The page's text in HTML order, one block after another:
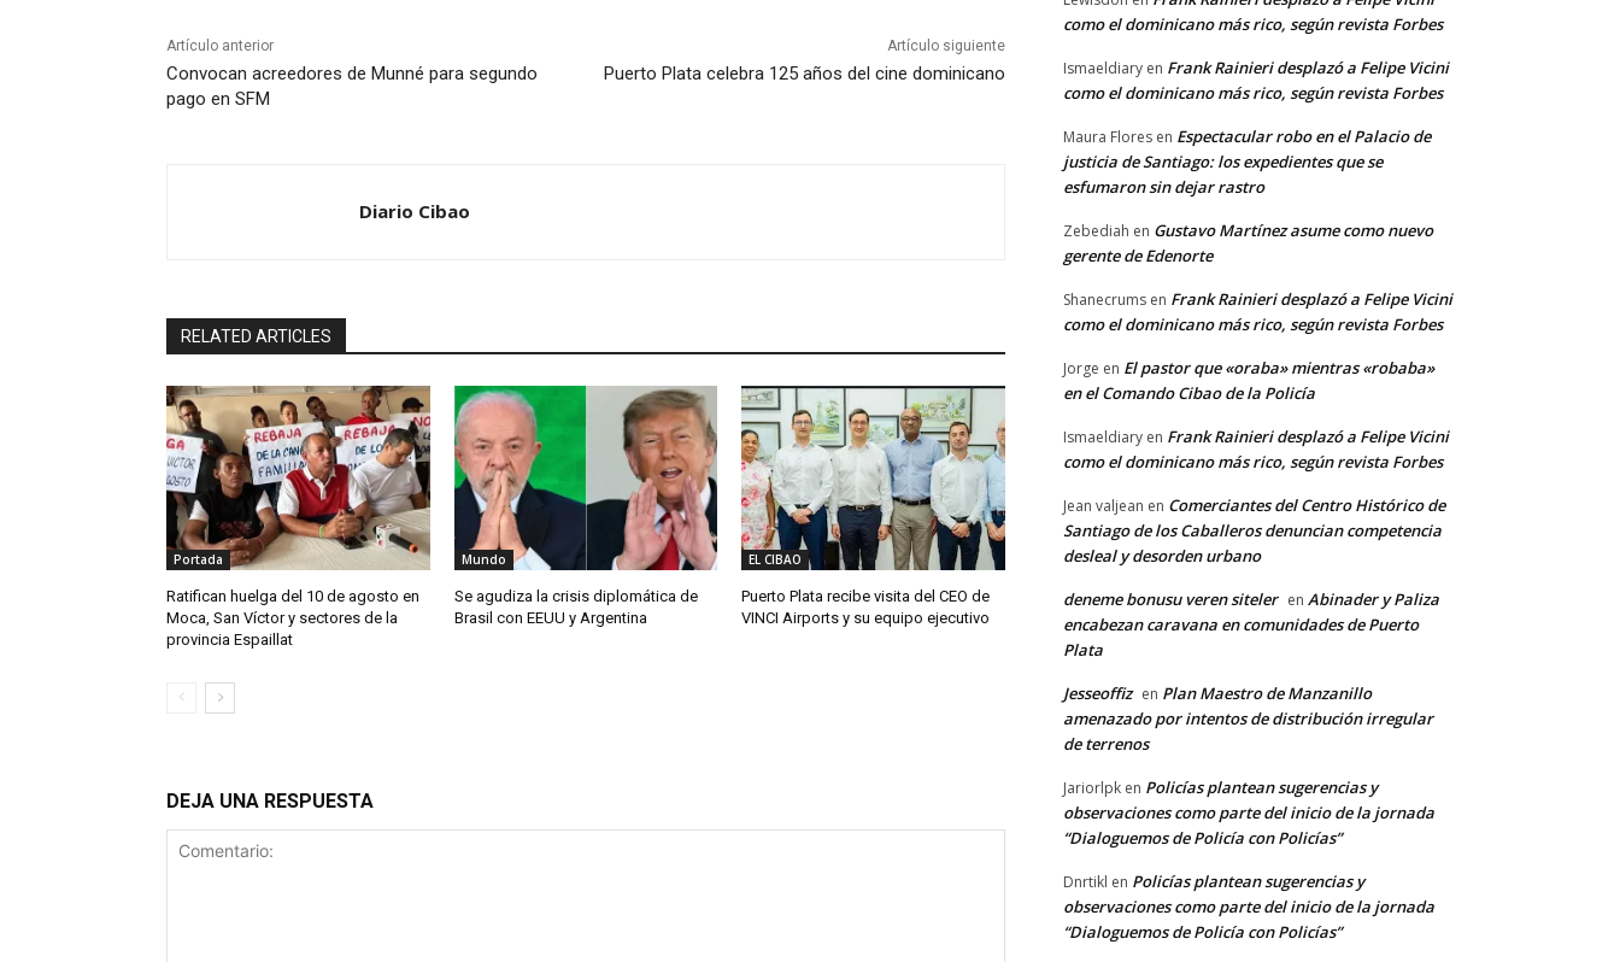
Artículo anterior
Convocan acreedores de Munné para segundo
pago en SFM
Artículo siguiente
Puerto Plata celebra 125 años del cine dominicano
Diario Cibao
RELATED ARTICLES
Portada
Ratifican huelga del 10 de agosto en
Moca, San Víctor y sectores de la
provincia Espaillat
Mundo
Se agudiza la crisis diplomática de
Brasil con EEUU y Argentina
EL CIBAO
Puerto Plata recibe visita del CEO de
VINCI Airports y su equipo ejecutivo
DEJA UNA RESPUESTA
como el dominicano más rico, según revista Forbes
Ismaeldiary en Frank Rainieri desplazó a Felipe Vicini
como el dominicano más rico, según revista Forbes
Maura Flores en Espectacular robo en el Palacio de
justicia de Santiago: los expedientes que se
esfumaron sin dejar rastro
Zebediah en Gustavo Martínez asume como nuevo
gerente de Edenorte
Shanecrums en Frank Rainieri desplazó a Felipe Vicini
como el dominicano más rico, según revista Forbes
Jorge en El pastor que «oraba» mientras «robaba»
en el Comando Cibao de la Policía
Ismaeldiary en Frank Rainieri desplazó a Felipe Vicini
como el dominicano más rico, según revista Forbes
Jean valjean en Comerciantes del Centro Histórico de
Santiago de los Caballeros denuncian competencia
desleal y desorden urbano
deneme bonusu veren siteler en Abinader y Paliza
encabezan caravana en comunidades de Puerto
Plata
Jesseoffiz en Plan Maestro de Manzanillo
amenazado por intentos de distribución irregular
de terrenos
Jariorlpk en Policías plantean sugerencias y
observaciones como parte del inicio de la jornada
“Dialoguemos de Policía con Policías”
Dnrtikl en Policías plantean sugerencias y
observaciones como parte del inicio de la jornada
“Dialoguemos de Policía con Policías”